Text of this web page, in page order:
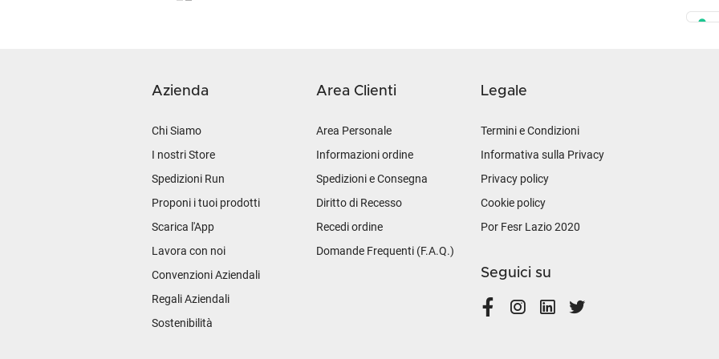
Azienda
Chi Siamo
I nostri Store
Spedizioni Run
Proponi i tuoi prodotti
Scarica l'App
Lavora con noi
Convenzioni Aziendali
Regali Aziendali
Sostenibilità
Area Clienti
Area Personale
Informazioni ordine
Spedizioni e Consegna
Diritto di Recesso
Recedi ordine
Domande Frequenti (F.A.Q.)
Legale
Termini e Condizioni
Informativa sulla Privacy
Privacy policy
Cookie policy
Por Fesr Lazio 2020
Seguici su